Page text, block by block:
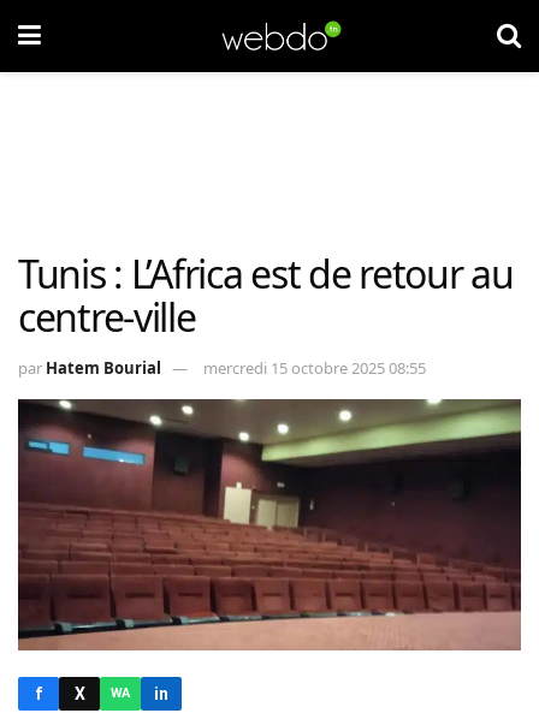
Tunis : L’Africa est de retour au
centre-ville
par Hatem Bourial mercredi 15 octobre 2025 08:55
f X WA in